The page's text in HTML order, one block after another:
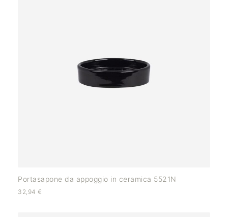
Portasapone da appoggio in ceramica 5521N
32,94 €